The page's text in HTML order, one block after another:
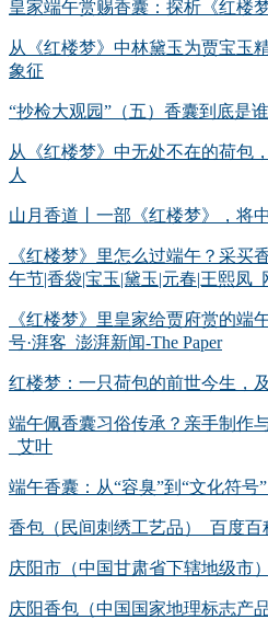
皇家端午赏赐香囊：探析《红楼
从《红楼梦》中林黛玉为贾宝玉
象征
“抄检大观园”（五）香囊到底是
从《红楼梦》中无处不在的荷包
人
山月香道丨一部《红楼梦》，将
《红楼梦》里怎么过端午？采买
午节|香袋|宝玉|黛玉|元春|王熙凤_
《红楼梦》里皇家给贾府赏的端
号·湃客_澎湃新闻-The Paper
红楼梦：一只荷包的前世今生，
端午佩香囊习俗传承？亲手制作
_艾叶
端午香囊：从“容臭”到“文化符
香包（民间刺绣工艺品）_百度百
庆阳市（中国甘肃省下辖地级市
庆阳香包（中国国家地理标志产